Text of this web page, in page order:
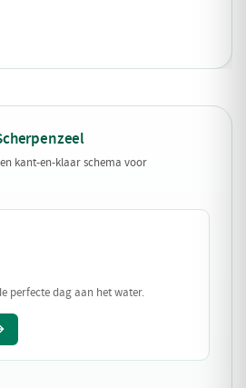
kant-en-klaar schema voor
perfecte dag aan het water.